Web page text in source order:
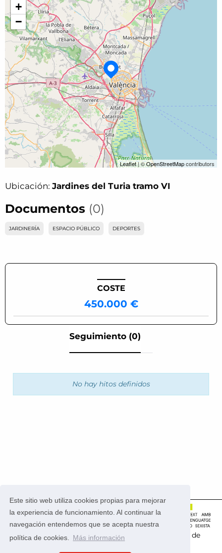
Este sitio web utiliza cookies propias para mejorar
la experiencia de funcionamiento. Al continuar la
navegación entendemos que se acepta nuestra
política de cookies.
Más información
+
−
Leaflet| ©OpenStreetMapcontributors
Ubicación: Jardines del Turia tramo VI
Documentos (0)
JARDINERÍA ESPACIO PÚBLICO DEPORTES
COSTE
450.000 €
Seguimiento (0)
No hay hitos definidos
Este portal usa laaplicación CONSUL
software de